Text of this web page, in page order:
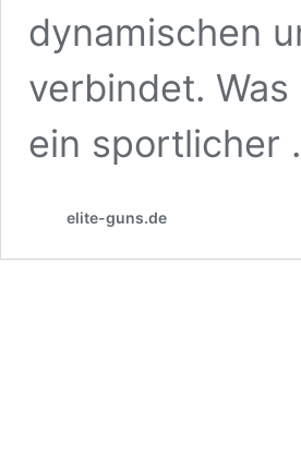
dynamischen
verbindet.
ein sportlicher
elite-guns.de